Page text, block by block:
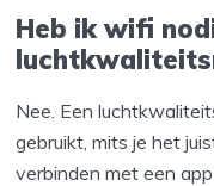
Heb ik wifi
Nee. Een
gebruikt, mits je het
verbinden met een